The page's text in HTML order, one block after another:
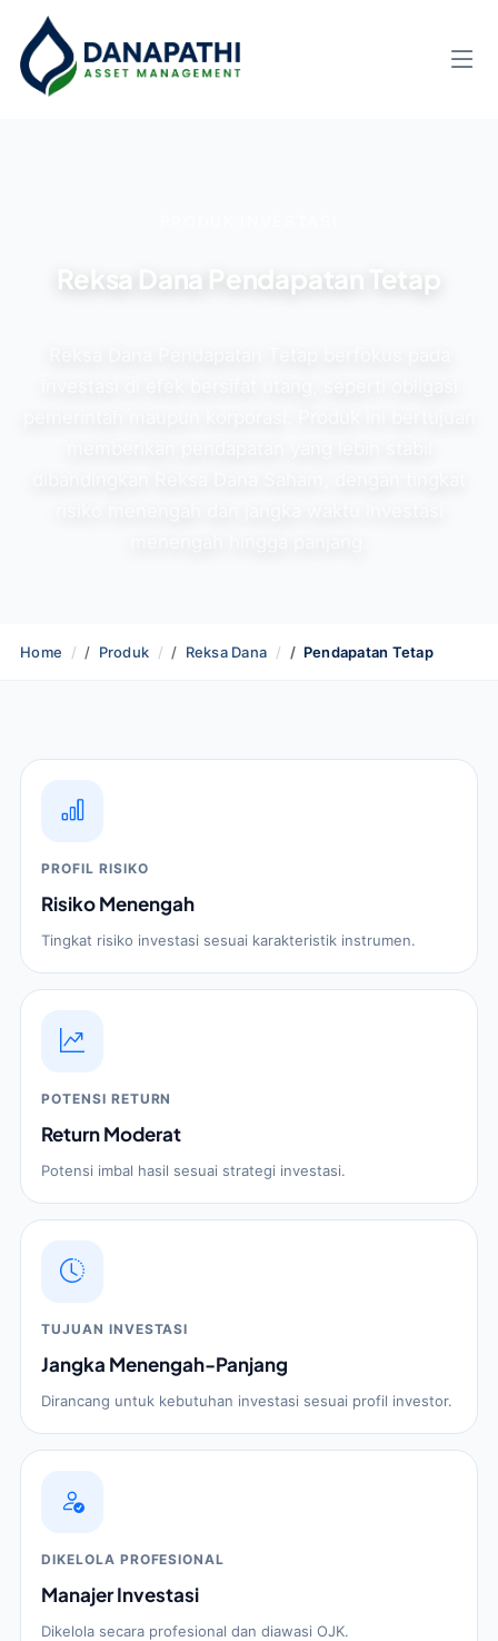
Reksa Dana Pendapatan Tetap
Home Produk Reksa Dana Pendapatan Tetap
PROFIL RISIKO
Risiko Menengah
Tingkat risiko investasi sesuai karakteristik instrumen.
POTENSI RETURN
Return Moderat
Potensi imbal hasil sesuai strategi investasi.
TUJUAN INVESTASI
Jangka Menengah-Panjang
Dirancang untuk kebutuhan investasi sesuai profil investor.
DIKELOLA PROFESIONAL
Manajer Investasi
Dikelola secara profesional dan diawasi OJK.